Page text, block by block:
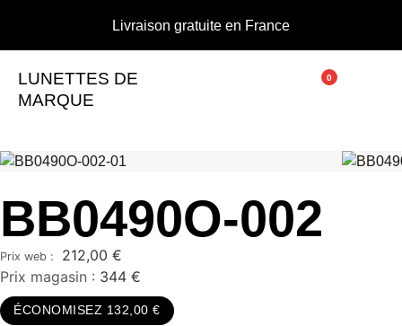
Livraison gratuite en France
LUNETTES DE
MARQUE
0
BB0490O-002
212,00 €
Prix magasin : 344 €
ÉCONOMISEZ 132,00 €